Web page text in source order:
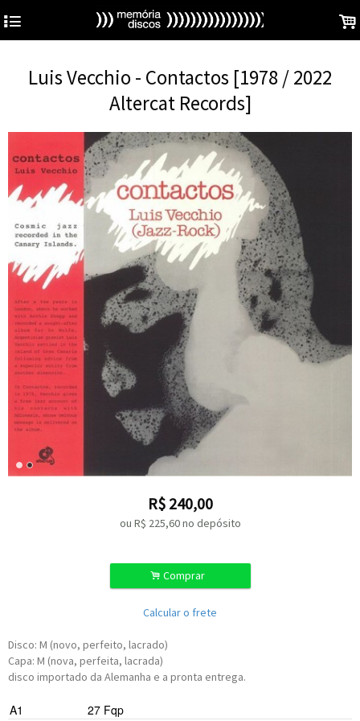
4 .
Luis Vecchio - Contactos [1978 / 2022
Altercat Records]
R$ 240,00
ou R$ 225,60no depósito
. Comprar
Calcular o frete
Disco: M (novo, perfeito, lacrado)
Capa: M (nova, perfeita, lacrada)
disco importado da Alemanha e a pronta entrega.
A1
27 Fqp